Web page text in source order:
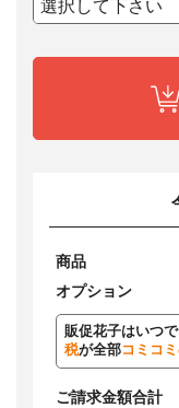
商品
オプション
販促花子はいつ
税が全部コミコ
ご請求金額合計